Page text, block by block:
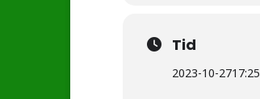
Tid
2023-10-2717:25